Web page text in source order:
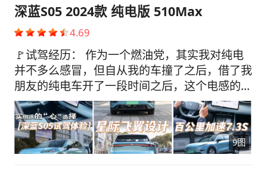
到无意中刷到了深蓝S05的发布会，就被“超级增
程技术，和豪华车才有的DEEPAL百万像素光影
大灯”种草了。而且售价11.99-14.99万刚好满足
弟弟的预算。 🚙静态感受： 深蓝S05的外
观看起来很有未来感，封闭式前脸加上两侧狭长
的大灯很有层次，下方雾灯区域像极了战斗机的
机翼很高级。双腰线车身线条，行云流水，动感
十足，让人一眼就爱上。宽体车身搭配低风阻设
计，实现了视觉冲击与节能效果的双赢。无边框
车门和隐藏式门把手更显得年轻运动。 深蓝S05
深蓝S05 2024款 纯电版 510Max
4.69
🚩试驾经历： 作为一个燃油党，其实我对纯电
并不多么感冒，但自从我的车撞了之后，借了我
朋友的纯电车开了一段时间之后，这个电感的驾
驶体验，让我就毅然决然决定投入新能源的怀
抱！ 我选新能源车当然第一步就是看颜值，如
果颜值不好看的话我都没有开出去的欲望，其次
是智能化，都开电车了沙发彩电必须要有！最后
9图